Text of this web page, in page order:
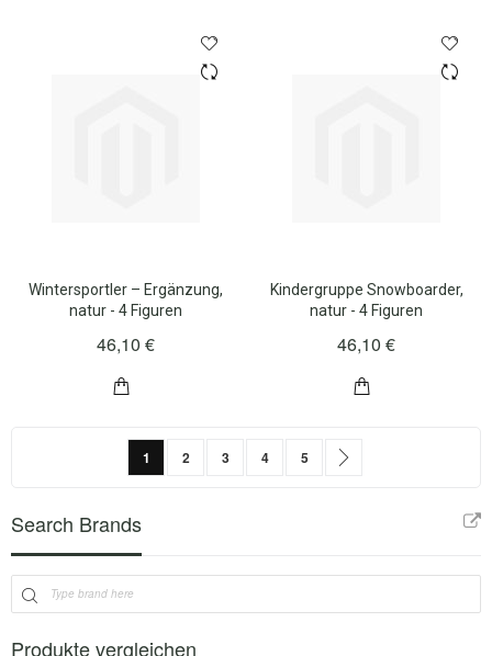
Wintersportler – Ergänzung,
natur - 4 Figuren
46,10 €
Kindergruppe Snowboarder,
natur - 4 Figuren
46,10 €
Sie lesen gerade Seite
1 Seite
2 Seite
3 Seite
4 Seite
5
Search Brands
Produkte vergleichen